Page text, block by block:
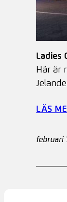
Ladies
Här är
LÄS
februari